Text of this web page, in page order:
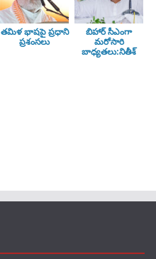
తమిళ భాషపై ప్రధాని
ప్రశంసలు
బిహార్ సీఎంగా
మరోసారి
బాధ్యతలు:నితీశ్